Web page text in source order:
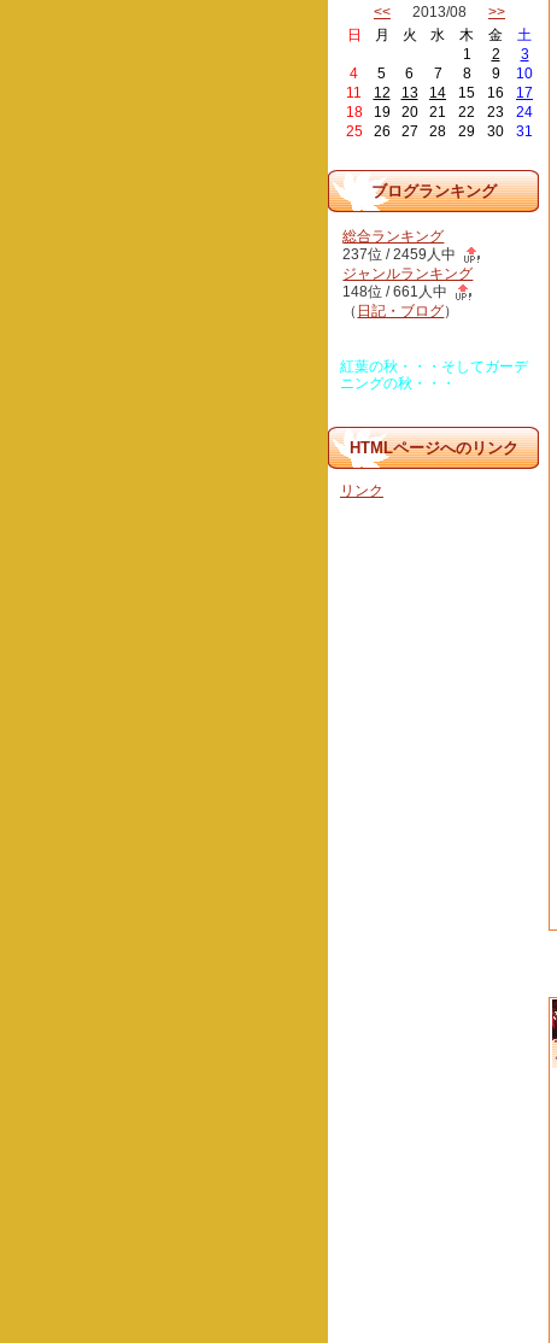
<< 2013/08 >>
日
月 火 水 木 金
土
1
2
3
4
5 6 7 8 9
10
11
12 13 14 15 16
17
18
19 20 21 22 23
24
25
26 27 28 29 30 31
ブログランキング
総合ランキング
237位 / 2459人中
ジャンルランキング
148位 / 661人中
（ 日記・ブログ）
紅葉の秋・・・そしてガーデ
ニングの秋・・・
HTMLページへのリンク
リンク